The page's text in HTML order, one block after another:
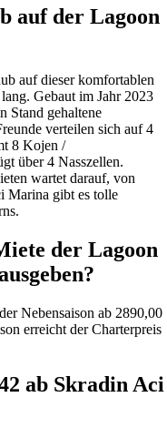
auf der Lagoon
auf dieser komfortablen
Gebaut im Jahr 2023
Stand gehaltene
verteilen sich auf 4
8 Kojen /
über 4 Nasszellen.
wartet darauf, von
Marina gibt es tolle
der Lagoon
Nebensaison ab 2890,00
erreicht der Charterpreis
ab Skradin Aci